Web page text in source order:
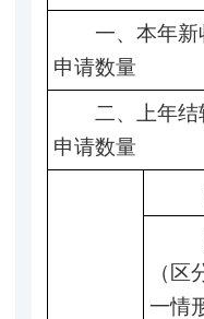
一、本年
申请数量
二、上年
申请数量
（
一情